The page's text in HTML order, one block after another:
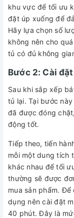
khu vực để tối ưu
đặt úp xuống để
Hãy lựa chọn số
không nên cho
tủ có đủ không
Bước 2: Cài
Sau khi sắp xếp
tủ lại. Tại bước
đã được đóng
động tốt.
Tiếp theo, tiến
mỗi một dung tích
khác nhau để tối
thường sẽ được
mua sản phẩm.
dụng nên cài đặt
40 phút. Đây là